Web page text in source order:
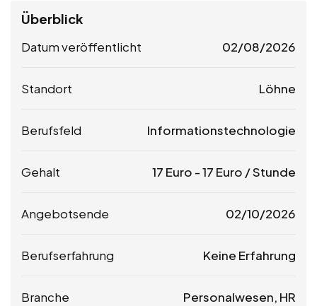
Überblick
Datum veröffentlicht 02/08/2026
Standort Löhne
Berufsfeld Informationstechnologie
Gehalt 17 Euro -17 Euro / Stunde
Angebotsende 02/10/2026
Berufserfahrung Keine Erfahrung
Branche Personalwesen, HR